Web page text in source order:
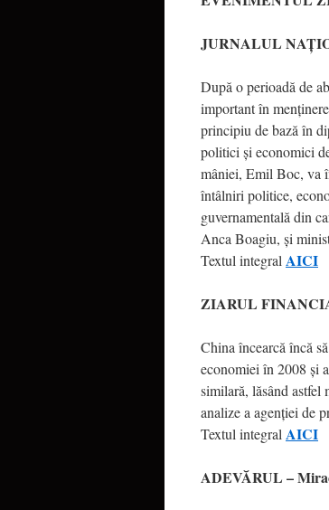
JURNALUL
După o perioadă de
important în
principiu de bază în
politici şi economici
mâ­niei, Emil Boc, va
întâl­ni­ri politice,
guvernamenta­lă din
Anca Boagiu, şi
Textul integral AICI
ZIARUL
China încearcă încă
economiei în 2008 şi
similară, lăsând
analize a agenţiei de
Textul integral AICI
ADEVĂRUL –